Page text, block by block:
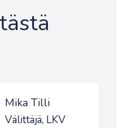
Mika Tilli
Välittäjä, LKV